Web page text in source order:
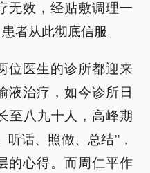
无效，经贴敷调理一
者从此彻底信服。
位医生的诊所都迎来
液治疗，如今诊所日
至八九十人，高峰期
听话、照做、总结”，
的心得。而周仁平作